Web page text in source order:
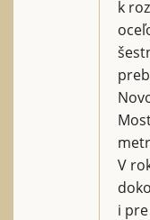
k
V
i